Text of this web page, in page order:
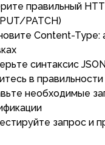
правильный
PATCH)
Content-
синтаксис
в
необходимые
запрос и